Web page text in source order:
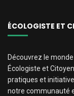
ÉCOLOGISTE ET
Découvrez le
Écologiste et
pratiques et
notre communauté